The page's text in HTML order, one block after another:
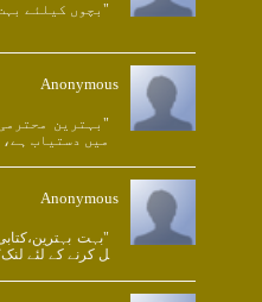
"بچوں کیلئے
Anonymous
"بہترین
میں دستیاب
Anonymous
"بہت
ل کرنے کے لئے